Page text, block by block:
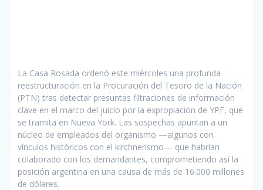
La Casa Rosada ordenó este miércoles una profunda
reestructuración en la Procuración del Tesoro de la Nación
(PTN) tras detectar presuntas filtraciones de información
clave en el marco del juicio por la expropiación de YPF, que
se tramita en Nueva York. Las sospechas apuntan a un
núcleo de empleados del organismo —algunos con
vínculos históricos con el kirchnerismo— que habrían
colaborado con los demandantes, comprometiendo así la
posición argentina en una causa de más de 16.000 millones
de dólares.